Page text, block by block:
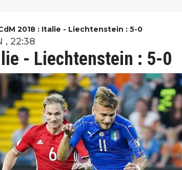
2018 : Italie - Liechtenstein : 5-0
- Liechtenstein : 5-0
, 22:38